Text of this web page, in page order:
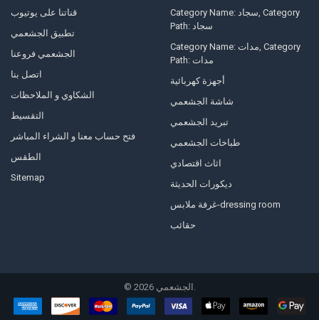
قناتنا على يوتيوب
تطبيق الجشعمي
الجشعمي فروعنا
اتصل بنا
الشكاوي و الملاحظات
التقسيط
فتح حساب معنا و الشراء المباشر
الطقس
Sitemap
Category Name: سجاد, Category
Path: سجاد
Category Name: مدات, Category
Path: مدات
أجهزة كهربائية
شاشة الجشعمي
تبريد الجشعمي
طباخات الجشعمي
اثاث اقتصادي
ديكورات الحديثة
غرفة ملابس-dressing room
حقائب
© 2026 الجشعمي.